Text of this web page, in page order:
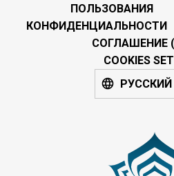
ПОЛЬЗОВАНИЯ
КОНФИДЕНЦИАЛЬНОСТИ
СОГЛАШЕНИЕ
COOKIES
РУССКИЙ